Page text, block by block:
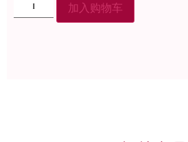
加入购物车